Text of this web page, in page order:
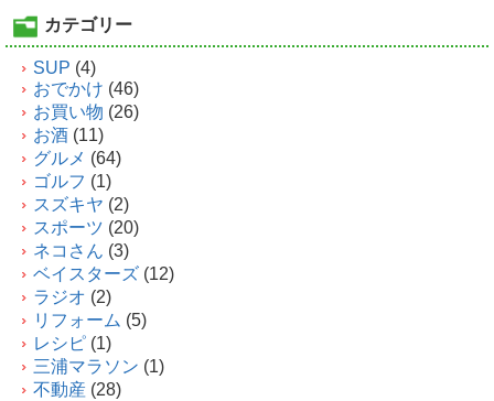
カテゴリー
SUP (4)
おでかけ (46)
お買い物 (26)
お酒 (11)
グルメ (64)
ゴルフ (1)
スズキヤ (2)
スポーツ (20)
ネコさん (3)
ベイスターズ (12)
ラジオ (2)
リフォーム (5)
レシピ (1)
三浦マラソン (1)
不動産 (28)